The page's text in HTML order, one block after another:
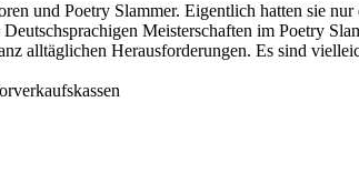
und Poetry Slammer. Eigentlich hatten sie
Meisterschaften im Poetry
alltäglichen Herausforderungen. Es sind